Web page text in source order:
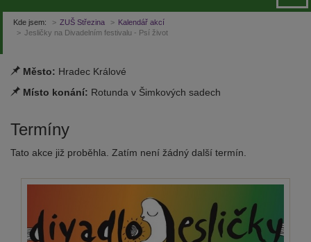
Kde jsem: ZUŠ Střezina
Kalendář akcí
Jesličky na Divadelním festivalu - Psí život
Město: Hradec Králové
Místo konání: Rotunda v Šimkových sadech
Termíny
Tato akce již proběhla. Zatím není žádný další termín.